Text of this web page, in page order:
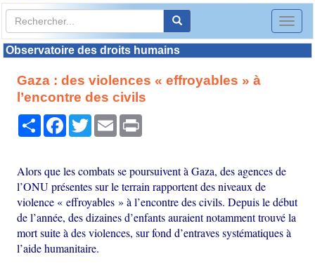
Toggle
Observatoire des droits humains
Gaza : des violences « effroyables » à
l’encontre des civils
PartagerFacebook
TwitterEmail
Alors que les combats se poursuivent à Gaza, des agences de
l’ONU présentes sur le terrain rapportent des niveaux de
violence « effroyables » à l’encontre des civils. Depuis le début
de l’année, des dizaines d’enfants auraient notamment trouvé la
mort suite à des violences, sur fond d’entraves systématiques à
l’aide humanitaire.